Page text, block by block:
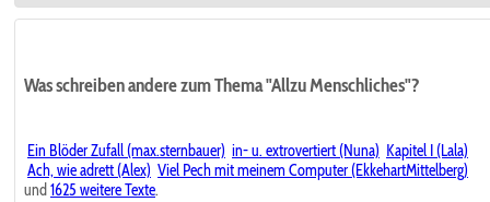
Was schreiben andere zum Thema "Allzu Menschliches"?
Ein Blöder Zufall (max.sternbauer) in- u. extrovertiert (Nuna) Kapitel I (Lala)
Ach, wie adrett (Alex) Viel Pech mit meinem Computer (EkkehartMittelberg)
und 1625 weitere Texte.